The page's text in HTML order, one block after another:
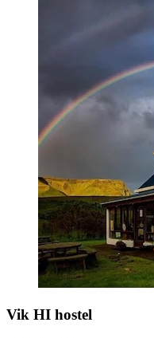
Vik HI hostel